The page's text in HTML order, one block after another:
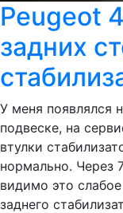
Peugeot
задних
У меня появлялся
подвеске, на
втулки
нормально. Через
видимо это
заднего